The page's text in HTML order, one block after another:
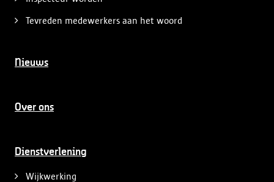
Tevreden medewerkers aan het woord
Nieuws
Over ons
Dienstverlening
Wijkwerking